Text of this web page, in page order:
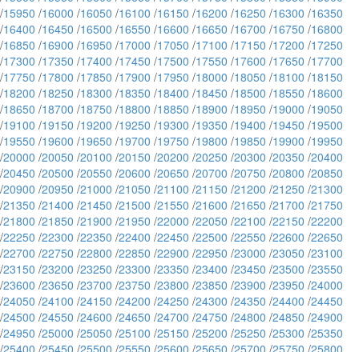
/15950 /16000 /16050 /16100 /16150 /16200 /16250 /16300 /16350
/16400 /16450 /16500 /16550 /16600 /16650 /16700 /16750 /16800
/16850 /16900 /16950 /17000 /17050 /17100 /17150 /17200 /17250
/17300 /17350 /17400 /17450 /17500 /17550 /17600 /17650 /17700
/17750 /17800 /17850 /17900 /17950 /18000 /18050 /18100 /18150
/18200 /18250 /18300 /18350 /18400 /18450 /18500 /18550 /18600
/18650 /18700 /18750 /18800 /18850 /18900 /18950 /19000 /19050
/19100 /19150 /19200 /19250 /19300 /19350 /19400 /19450 /19500
/19550 /19600 /19650 /19700 /19750 /19800 /19850 /19900 /19950
/20000 /20050 /20100 /20150 /20200 /20250 /20300 /20350 /20400
/20450 /20500 /20550 /20600 /20650 /20700 /20750 /20800 /20850
/20900 /20950 /21000 /21050 /21100 /21150 /21200 /21250 /21300
/21350 /21400 /21450 /21500 /21550 /21600 /21650 /21700 /21750
/21800 /21850 /21900 /21950 /22000 /22050 /22100 /22150 /22200
/22250 /22300 /22350 /22400 /22450 /22500 /22550 /22600 /22650
/22700 /22750 /22800 /22850 /22900 /22950 /23000 /23050 /23100
/23150 /23200 /23250 /23300 /23350 /23400 /23450 /23500 /23550
/23600 /23650 /23700 /23750 /23800 /23850 /23900 /23950 /24000
/24050 /24100 /24150 /24200 /24250 /24300 /24350 /24400 /24450
/24500 /24550 /24600 /24650 /24700 /24750 /24800 /24850 /24900
/24950 /25000 /25050 /25100 /25150 /25200 /25250 /25300 /25350
/25400 /25450 /25500 /25550 /25600 /25650 /25700 /25750 /25800